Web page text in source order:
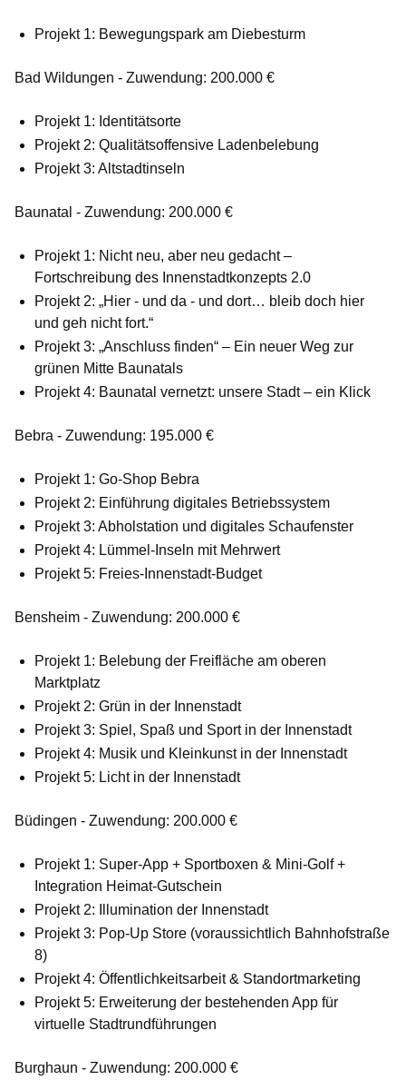
Projekt 1: Bewegungspark am Diebesturm
Bad Wildungen - Zuwendung: 200.000 €
Projekt 1: Identitätsorte
Projekt 2: Qualitätsoffensive Ladenbelebung
Projekt 3: Altstadtinseln
Baunatal - Zuwendung: 200.000 €
Projekt 1: Nicht neu, aber neu gedacht –
Fortschreibung des Innenstadtkonzepts 2.0
Projekt 2: „Hier - und da - und dort… bleib doch hier
und geh nicht fort.“
Projekt 3: „Anschluss finden“ – Ein neuer Weg zur
grünen Mitte Baunatals
Projekt 4: Baunatal vernetzt: unsere Stadt – ein Klick
Bebra - Zuwendung: 195.000 €
Projekt 1: Go-Shop Bebra
Projekt 2: Einführung digitales Betriebssystem
Projekt 3: Abholstation und digitales Schaufenster
Projekt 4: Lümmel-Inseln mit Mehrwert
Projekt 5: Freies-Innenstadt-Budget
Bensheim - Zuwendung: 200.000 €
Projekt 1: Belebung der Freifläche am oberen
Marktplatz
Projekt 2: Grün in der Innenstadt
Projekt 3: Spiel, Spaß und Sport in der Innenstadt
Projekt 4: Musik und Kleinkunst in der Innenstadt
Projekt 5: Licht in der Innenstadt
Büdingen - Zuwendung: 200.000 €
Projekt 1: Super-App + Sportboxen & Mini-Golf +
Integration Heimat-Gutschein
Projekt 2: Illumination der Innenstadt
Projekt 3: Pop-Up Store (voraussichtlich Bahnhofstraße
8)
Projekt 4: Öffentlichkeitsarbeit & Standortmarketing
Projekt 5: Erweiterung der bestehenden App für
virtuelle Stadtrundführungen
Burghaun - Zuwendung: 200.000 €